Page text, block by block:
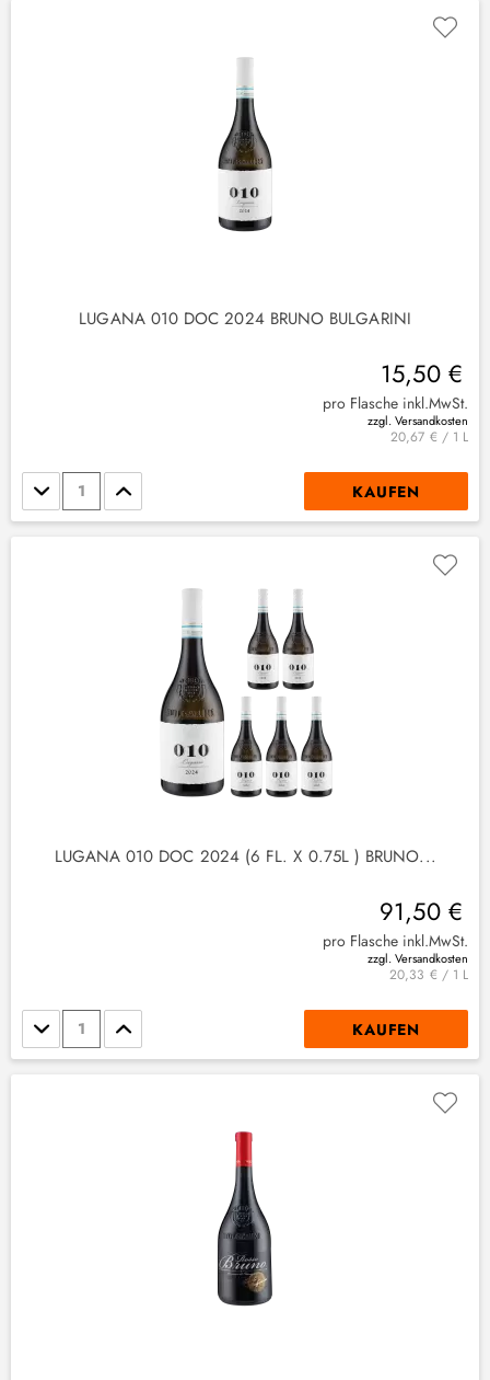
LUGANA 010 DOC 2024 BRUNO BULGARINI
15,50 €
pro Flasche inkl.MwSt.
zzgl. Versandkosten
20,67 € / 1 L
Stückzahl KAUFEN
LUGANA 010 DOC 2024 (6 FL. X 0.75L ) BRUNO...
91,50 €
pro Flasche inkl.MwSt.
zzgl. Versandkosten
20,33 € / 1 L
Stückzahl KAUFEN